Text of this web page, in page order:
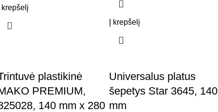
krepšelį
Į krepšelį
plastikinė
PREMIUM,
140 mm x 280
Universalus platus
šepetys Star 3645, 140
mm